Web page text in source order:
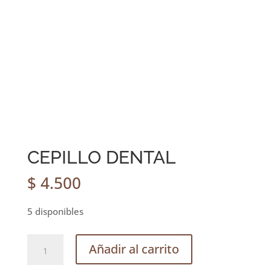
CEPILLO DENTAL
$ 4.500
5 disponibles
DENTAL
Añadir al carrito